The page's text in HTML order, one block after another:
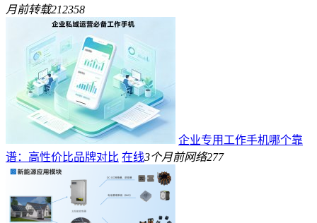
月前转载212358
企业专用工作手机哪个靠
谱：高性价比品牌对比 在线3个月前网络277